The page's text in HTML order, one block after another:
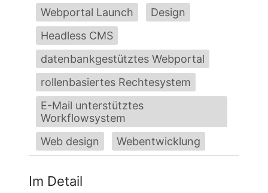
Webportal Launch
Design
Headless CMS
datenbankgestütztes Webportal
rollenbasiertes Rechtesystem
E-Mail unterstütztes
Workflowsystem
Web design
Webentwicklung
Im Detail